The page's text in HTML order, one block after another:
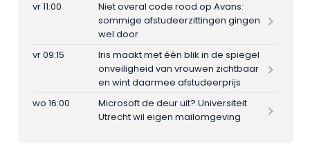
vr 11:00
Niet overal code rood op Avans:
sommige afstudeerzittingen gingen
wel door
vr 09:15
Iris maakt met één blik in de spiegel
onveiligheid van vrouwen zichtbaar
en wint daarmee afstudeerprijs
wo 16:00
Microsoft de deur uit? Universiteit
Utrecht wil eigen mailomgeving